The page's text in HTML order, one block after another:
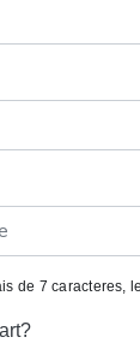
de 7 caracteres,